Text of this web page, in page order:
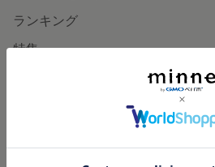
ランキング
特集
食品販売